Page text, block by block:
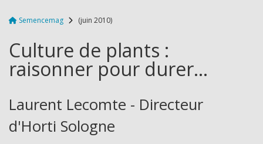
Semencemag (juin 2010)
Culture de plants :
raisonner pour durer...
Laurent Lecomte - Directeur
d'Horti Sologne